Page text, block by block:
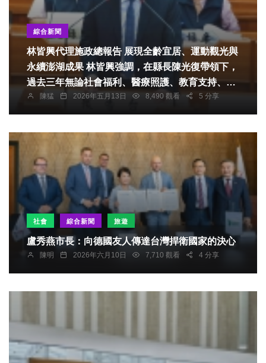
綜合新聞
林皆興代理施政總報告 展現全齡宜居、運動觀光與
永續澎湖成果 林皆興強調，在縣長陳光復帶領下，
過去三年無論社會福利、醫療照護、教育支持、文
化觀光、產業發展、交通建設或公共服務品質等面
向，皆已逐步展現具體成果，並獲得鄉親肯定。未
與幸福感的生活環境，邁向「澎湖好政、幸福達
陣」願景。
陳猛 2026年五月13日 8,490 觀看 5 分享
社會 綜合新聞 旅遊
盧秀燕市長：向德國友人傳達台灣捍衛國家的決心
陳明 2026年六月10日 7,710 觀看 4 分享